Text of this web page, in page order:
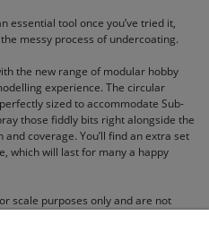
essential tool once you’ve tried it,
messy process of undercoating.
the new range of modular hobby
experience. The circular
sized to accommodate Sub-
those fiddly bits right alongside the
coverage. You’ll find an extra set
which will last for many a happy
scale purposes only and are not